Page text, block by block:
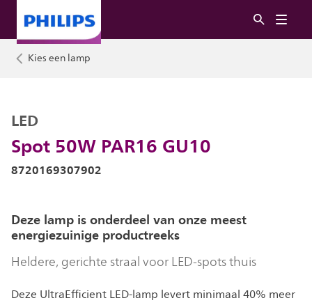
Kies een lamp
Spot 50W PAR16 GU10
LED
8720169307902
Deze lamp is onderdeel van onze meest
energiezuinige productreeks
Heldere, gerichte straal voor LED-spots thuis
Deze UltraEfficient LED-lamp levert minimaal 40% meer